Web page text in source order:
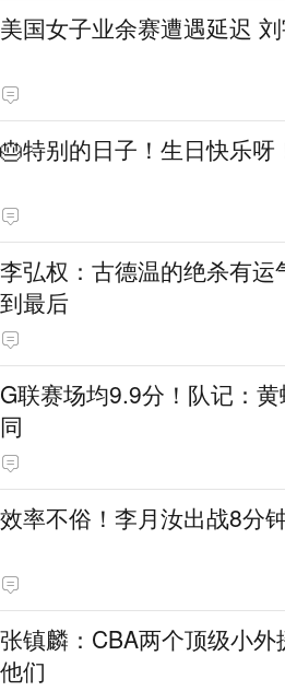
美国女子业余赛遭遇延迟
🎂特别的日子！生日快乐呀
李弘权：古德温的绝杀有
到最后
G联赛场均9.9分！队记：
同
效率不俗！李月汝出战8分
张镇麟：CBA两个顶级小
他们